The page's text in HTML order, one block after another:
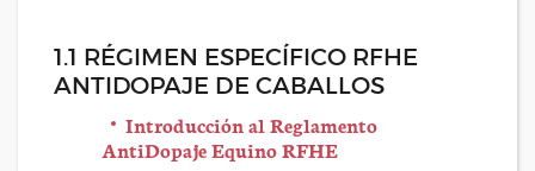
1.1 RÉGIMEN ESPECÍFICO RFHE
ANTIDOPAJE DE CABALLOS
Introducción al Reglamento
AntiDopaje Equino RFHE